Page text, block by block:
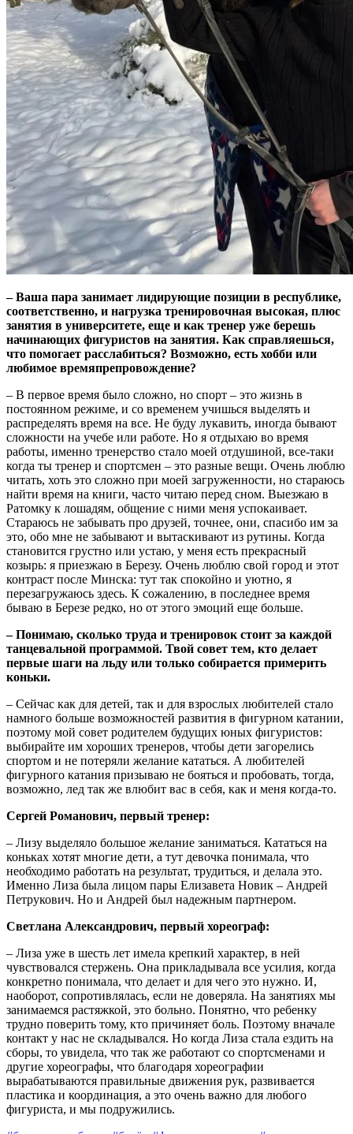
– Ваша пара занимает лидирующие позиции в республике,
соответственно, и нагрузка тренировочная высокая, плюс
занятия в университете, еще и как тренер уже берешь
начинающих фигуристов на занятия. Как справляешься,
что помогает расслабиться? Возможно, есть хобби или
любимое времяпрепровождение?
– В первое время было сложно, но спорт – это жизнь в
постоянном режиме, и со временем учишься выделять и
распределять время на все. Не буду лукавить, иногда бывают
сложности на учебе или работе. Но я отдыхаю во время
работы, именно тренерство стало моей отдушиной, все-таки
когда ты тренер и спортсмен – это разные вещи. Очень люблю
читать, хоть это сложно при моей загруженности, но стараюсь
найти время на книги, часто читаю перед сном. Выезжаю в
Ратомку к лошадям, общение с ними меня успокаивает.
Стараюсь не забывать про друзей, точнее, они, спасибо им за
это, обо мне не забывают и вытаскивают из рутины. Когда
становится грустно или устаю, у меня есть прекрасный
козырь: я приезжаю в Березу. Очень люблю свой город и этот
контраст после Минска: тут так спокойно и уютно, я
перезагружаюсь здесь. К сожалению, в последнее время
бываю в Березе редко, но от этого эмоций еще больше.
– Понимаю, сколько труда и тренировок стоит за каждой
танцевальной программой. Твой совет тем, кто делает
первые шаги на льду или только собирается примерить
коньки.
– Сейчас как для детей, так и для взрослых любителей стало
намного больше возможностей развития в фигурном катании,
поэтому мой совет родителем будущих юных фигуристов:
выбирайте им хороших тренеров, чтобы дети загорелись
спортом и не потеряли желание кататься. А любителей
фигурного катания призываю не бояться и пробовать, тогда,
возможно, лед так же влюбит вас в себя, как и меня когда-то.
Сергей Романович, первый тренер:
– Лизу выделяло большое желание заниматься. Кататься на
коньках хотят многие дети, а тут девочка понимала, что
необходимо работать на результат, трудиться, и делала это.
Именно Лиза была лицом пары Елизавета Новик – Андрей
Петрукович. Но и Андрей был надежным партнером.
Светлана Александрович, первый хореограф:
– Лиза уже в шесть лет имела крепкий характер, в ней
чувствовался стержень. Она прикладывала все усилия, когда
конкретно понимала, что делает и для чего это нужно. И,
наоборот, сопротивлялась, если не доверяла. На занятиях мы
занимаемся растяжкой, это больно. Понятно, что ребенку
трудно поверить тому, кто причиняет боль. Поэтому вначале
контакт у нас не складывался. Но когда Лиза стала ездить на
сборы, то увидела, что так же работают со спортсменами и
другие хореографы, что благодаря хореографии
вырабатываются правильные движения рук, развивается
пластика и координация, а это очень важно для любого
фигуриста, и мы подружились.